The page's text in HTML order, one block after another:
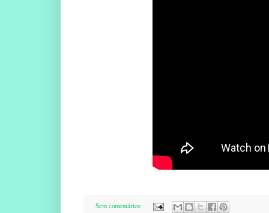
Sem comentários: